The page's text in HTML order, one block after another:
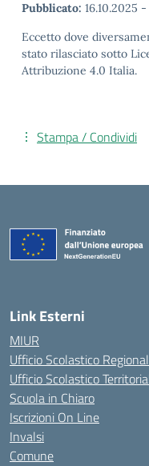
Pubblicato: 16.10.2025 -
Eccetto dove
stato rilasciato sotto
Attribuzione 4.0 Italia.
Stampa / Condividi
Link Esterni
MIUR
Ufficio Scolastico
Ufficio Scolastico
Scuola in Chiaro
Iscrizioni On Line
Invalsi
Comune